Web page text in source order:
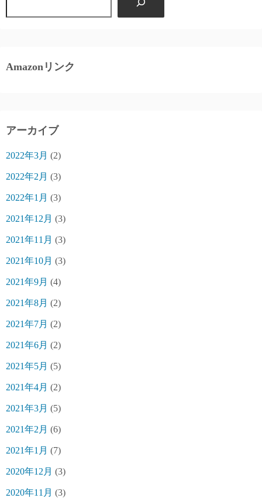
Amazonリンク
アーカイブ
2022年3月 (2)
2022年2月 (3)
2022年1月 (3)
2021年12月 (3)
2021年11月 (3)
2021年10月 (3)
2021年9月 (4)
2021年8月 (2)
2021年7月 (2)
2021年6月 (2)
2021年5月 (5)
2021年4月 (2)
2021年3月 (5)
2021年2月 (6)
2021年1月 (7)
2020年12月 (3)
2020年11月 (3)